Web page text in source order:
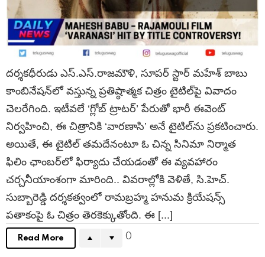
దర్శకధీరుడు ఎస్.ఎస్.రాజమౌళి, సూపర్ స్టార్ మహేశ్ బాబు
కాంబినేషన్‌లో వస్తున్న ప్రతిష్ఠాత్మక చిత్రం టైటిల్‌పై వివాదం
చెలరేగింది. ఇటీవలే ‘గ్లోబ్ ట్రాటర్’ పేరుతో భారీ ఈవెంట్
నిర్వహించి, ఈ చిత్రానికి ‘వారణాసి’ అనే టైటిల్‌ను ప్రకటించారు.
అయితే, ఈ టైటిల్ తమదేనంటూ ఓ చిన్న సినిమా నిర్మాత
ఫిలిం ఛాంబర్‌లో ఫిర్యాదు చేయడంతో ఈ వ్యవహారం
చర్చనీయాంశంగా మారింది.. వివరాల్లోకి వెళితే, సి.హెచ్.
సుబ్బారెడ్డి దర్శకత్వంలో రామబ్రహ్మ హనుమ క్రియేషన్స్
పతాకంపై ఓ చిత్రం తెరకెక్కుతోంది. ఈ [...]
Read More 0